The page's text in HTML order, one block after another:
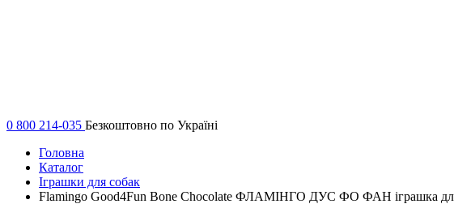
0 800 214-035 Безкоштовно по Україні
Головна
Каталог
Іграшки для собак
Flamingo Good4Fun Bone Chocolate ФЛАМІНГО ДУС ФО ФАН іграшка для